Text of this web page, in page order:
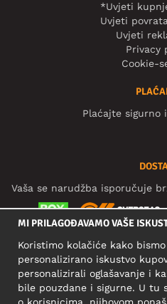
*Uvjeti
Uvjeti
Uvjeti
Privacy
Cookie-
Plaćajte sigurno
Vaša se narudžba isporučuje
MI PRILAGOĐAVAMO VAŠE
Koristimo kolačiće kako
personalizirano iskustvo
personalizirali oglašavanje i
bile pouzdane i sigurne. U tu